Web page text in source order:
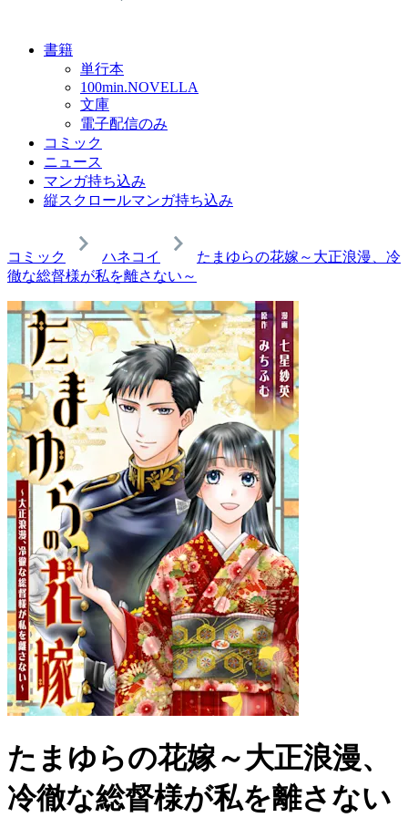
書籍
単行本
100min.NOVELLA
文庫
電子配信のみ
コミック
ニュース
マンガ持ち込み
縦スクロールマンガ持ち込み
コミック ハネコイ
たまゆらの花嫁～大正浪漫、冷
徹な総督様が私を離さない～
たまゆらの花嫁～大正浪漫、
冷徹な総督様が私を離さない